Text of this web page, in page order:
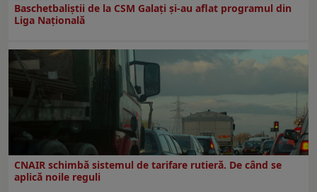
Baschetbaliștii de la CSM Galați și-au aflat programul din
Liga Națională
CNAIR schimbă sistemul de tarifare rutieră. De când se
aplică noile reguli